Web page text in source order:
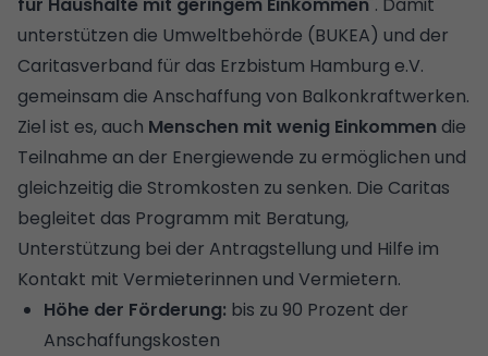
unterstützen die Umweltbehörde (BUKEA) und der
Caritasverband für das Erzbistum Hamburg e.V.
gemeinsam die Anschaffung von Balkonkraftwerken.
Ziel ist es, auch Menschen mit wenig Einkommen die
Teilnahme an der Energiewende zu ermöglichen und
gleichzeitig die Stromkosten zu senken. Die Caritas
begleitet das Programm mit Beratung,
Unterstützung bei der Antragstellung und Hilfe im
Kontakt mit Vermieterinnen und Vermietern.
Höhe der Förderung: bis zu 90 Prozent der
Anschaffungskosten